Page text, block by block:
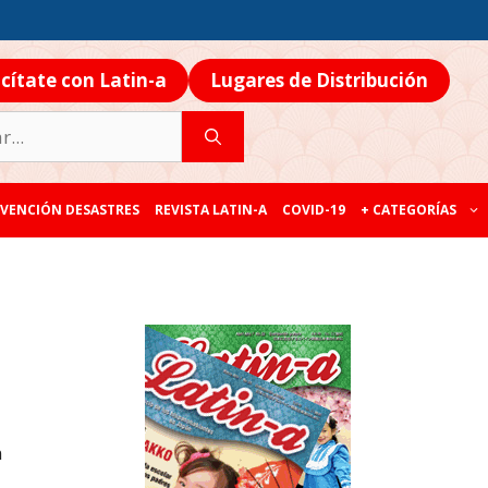
con Latin-a Lugares de Distribución
DESASTRES REVISTA LATIN-A COVID-19 + CATEGORÍAS